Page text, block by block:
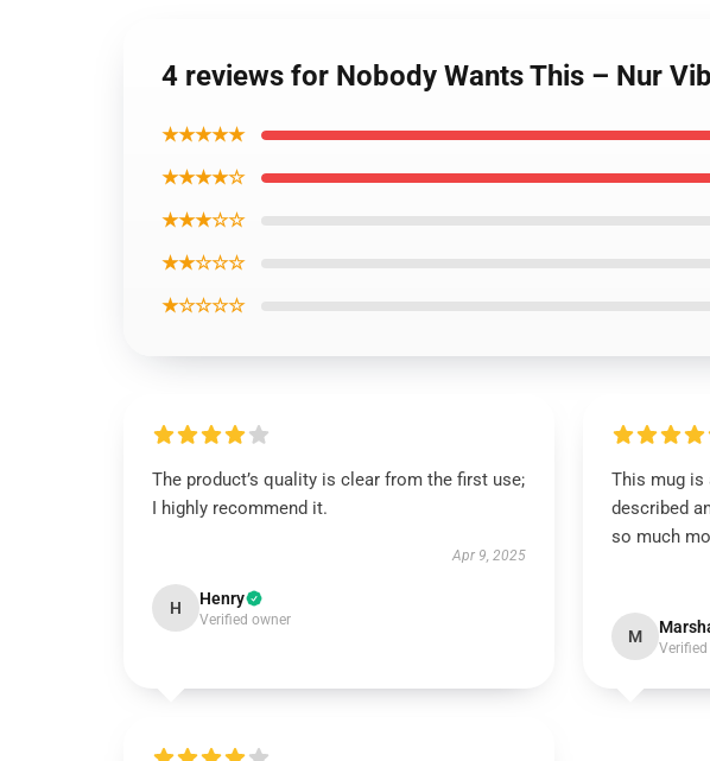
4 reviews for Nobody Wants This – Nur
★★★★★
★★★★☆
★★★☆☆
★★☆☆☆
★☆☆☆☆
The product’s quality is clear from the first use;
I highly recommend it.
Apr 9, 2025
H Henry
Verified owner
This mug is
described
so much
M